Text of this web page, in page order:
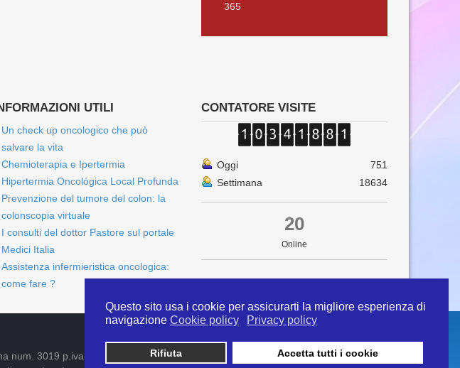
Questo sito usa i cookie per assicurarti la migliore esperienza di
navigazione Cookie policy Privacy policy
Rifiuta Accetta tutti i cookie
365
UTILI
Un check up oncologico che può
salvare la vita
Chemioterapia e Ipertermia
Hipertermia Oncológica Local Profunda
Prevenzione del tumore del colon: la
colonscopia virtuale
I consulti del dottor Pastore sul portale
Medici Italia
Assistenza infermieristica oncologica:
come fare ?
CONTATORE VISITE
Oggi
751
Settimana
18634
20
Online
num. 3019 p.iva 09052841005 info@ipertermiaitalia.it tel. 331/9584817 . Il